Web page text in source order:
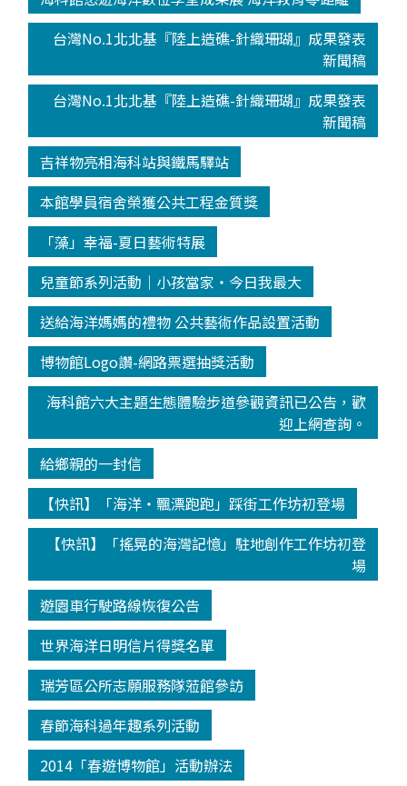
台灣No.1北北基『陸上造礁-針織珊瑚』成果發表
新聞稿
台灣No.1北北基『陸上造礁-針織珊瑚』成果發表
新聞稿
吉祥物亮相海科站與鐵馬驛站
本館學員宿舍榮獲公共工程金質獎
「藻」幸福-夏日藝術特展
兒童節系列活動│小孩當家‧今日我最大
送給海洋媽媽的禮物 公共藝術作品設置活動
博物館Logo讚-網路票選抽獎活動
海科館六大主題生態體驗步道參觀資訊已公告，歡
迎上網查詢。
給鄉親的一封信
【快訊】「海洋‧飄漂跑跑」踩街工作坊初登場
【快訊】「搖晃的海灣記憶」駐地創作工作坊初登
場
遊園車行駛路線恢復公告
世界海洋日明信片得獎名單
瑞芳區公所志願服務隊蒞館參訪
春節海科過年趣系列活動
2014「春遊博物館」活動辦法